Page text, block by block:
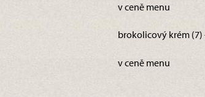
v ceně menu
brokolicový krém (7)
v ceně menu